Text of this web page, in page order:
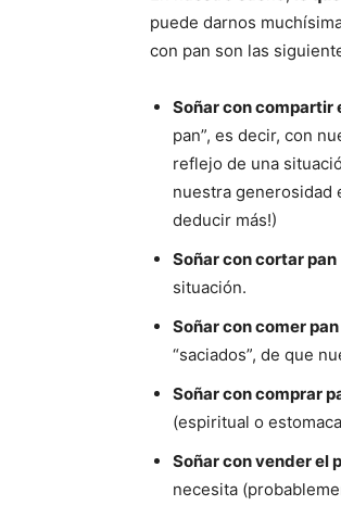
puede darnos
con pan son las
Soñar con compartir
pan”, es decir, con
reflejo de una
nuestra generosidad
deducir más!)
Soñar con cortar pan
situación.
Soñar con comer pan
“saciados”, de que
Soñar con comprar
(espiritual o
Soñar con vender el
necesita